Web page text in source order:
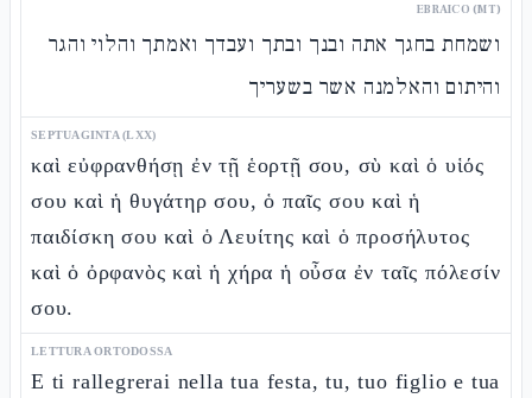
EBRAICO (MT)
ושמחת בחגך אתה ובנך ובתך ועבדך ואמתך והלוי והגר
והיתום והאלמנה אשר בשעריך
SEPTUAGINTA (LXX)
καὶ εὐφρανθήσῃ ἐν τῇ ἑορτῇ σου, σὺ καὶ ὁ υἱός
σου καὶ ἡ θυγάτηρ σου, ὁ παῖς σου καὶ ἡ
παιδίσκη σου καὶ ὁ Λευίτης καὶ ὁ προσήλυτος
καὶ ὁ ὀρφανὸς καὶ ἡ χήρα ἡ οὖσα ἐν ταῖς πόλεσίν
σου.
LETTURA ORTODOSSA
E ti rallegrerai nella tua festa, tu, tuo figlio e tua